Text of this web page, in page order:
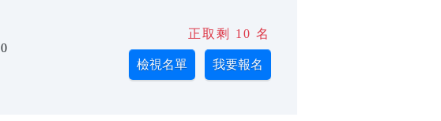
正取剩 10 名